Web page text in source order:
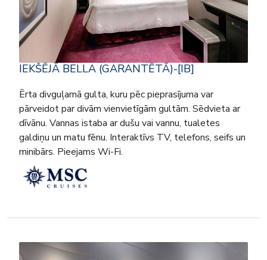
IEKŠĒJĀ BELLA (GARANTĒTĀ)-[IB]
Ērta divguļamā gulta, kuru pēc pieprasījuma var
pārveidot par divām vienvietīgām gultām. Sēdvieta ar
dīvānu. Vannas istaba ar dušu vai vannu, tualetes
galdiņu un matu fēnu. Interaktīvs TV, telefons, seifs un
minibārs. Pieejams Wi-Fi.